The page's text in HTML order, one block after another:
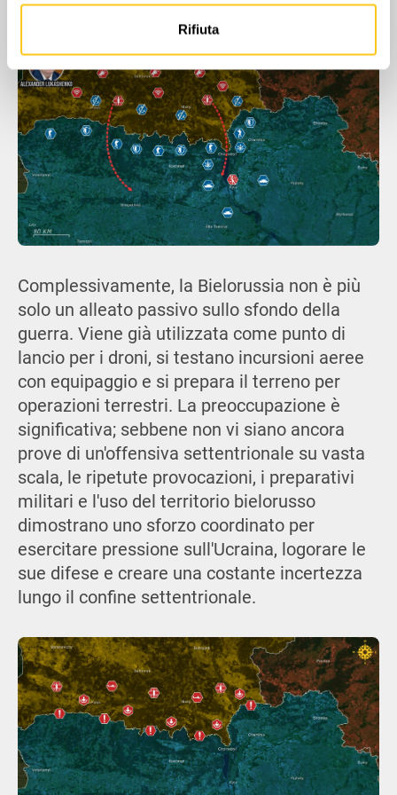
nostri partner che si occupano di analisi dei dati web,
raccolto dal tuo utilizzo dei loro servizi.
Rifiuta
Complessivamente, la Bielorussia non è più
solo un alleato passivo sullo sfondo della
guerra. Viene già utilizzata come punto di
lancio per i droni, si testano incursioni aeree
con equipaggio e si prepara il terreno per
operazioni terrestri. La preoccupazione è
significativa; sebbene non vi siano ancora
prove di un'offensiva settentrionale su vasta
scala, le ripetute provocazioni, i preparativi
militari e l'uso del territorio bielorusso
dimostrano uno sforzo coordinato per
esercitare pressione sull'Ucraina, logorare le
sue difese e creare una costante incertezza
lungo il confine settentrionale.